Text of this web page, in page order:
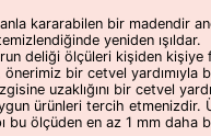
kararabilen bir madendir
yeniden ışıldar.
deliği ölçüleri kişiden kişiye
bir cetvel yardımıyla
uzaklığını bir cetvel
ürünleri tercih etmenizdir.
bu ölçüden en az 1 mm daha